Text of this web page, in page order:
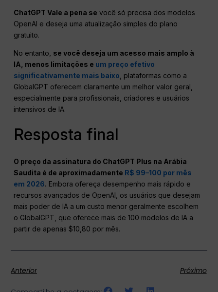
ChatGPTVale a pena se você só precisa dos modelos
OpenAI e deseja uma atualização simples do plano
gratuito.
No entanto, se você deseja um acesso mais amplo à
IA, menos limitações e um preço efetivo
significativamente mais baixo , plataformas como a
GlobalGPT oferecem claramente um melhor valor geral,
especialmente para profissionais, criadores e usuários
intensivos de IA.
Resposta final
O preço da assinatura do ChatGPT Plus na Arábia
Saudita é de aproximadamente R$ 99–100 por mês
em 2026. Embora ofereça desempenho mais rápido e
recursos avançados de OpenAI, os usuários que desejam
mais poder de IA a um custo menor geralmente escolhem
o GlobalGPT, que oferece mais de 100 modelos de IA a
partir de apenas $10,80 por mês.
Anterior Próximo